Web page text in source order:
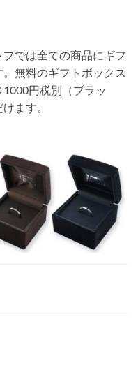
では全ての商品にギフ
無料のギフトボックス
1000円税別（ブラッ
ます。